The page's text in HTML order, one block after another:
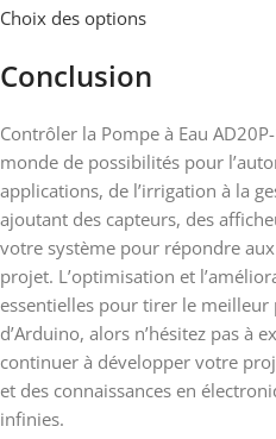
Choix des options
Conclusion
Contrôler la Pompe à Eau
monde de possibilités pour
applications, de l’irrigation à la
ajoutant des capteurs, des
votre système pour répondre
projet. L’optimisation et
essentielles pour tirer le
d’Arduino, alors n’hésitez pas à
continuer à développer votre
et des connaissances en
infinies.